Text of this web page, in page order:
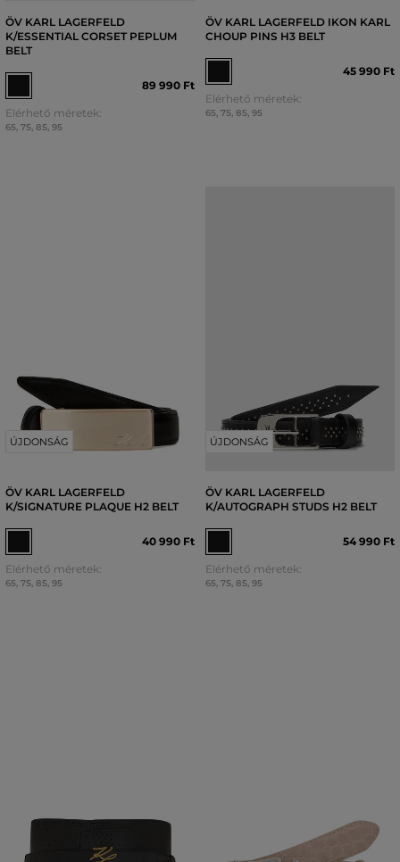
ÖV KARL LAGERFELD
K/ESSENTIAL CORSET PEPLUM
BELT
89 990 Ft
Elérhető méretek:
65, 75, 85, 95
ÖV KARL LAGERFELD IKON KARL
CHOUP PINS H3 BELT
45 990 Ft
Elérhető méretek:
65, 75, 85, 95
ÚJDONSÁG
ÖV KARL LAGERFELD
K/SIGNATURE PLAQUE H2 BELT
40 990 Ft
Elérhető méretek:
65, 75, 85, 95
ÚJDONSÁG
ÖV KARL LAGERFELD
K/AUTOGRAPH STUDS H2 BELT
54 990 Ft
Elérhető méretek:
65, 75, 85, 95